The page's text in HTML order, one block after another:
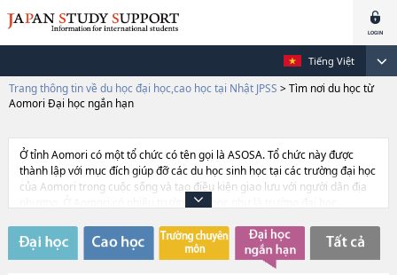
Tiếng Việt
Trang thông tin về du học đại học,cao học tại Nhật JPSS > Tìm nơi du học từ
Aomori Đại học ngắn hạn
Ở tỉnh Aomori có một tổ chức có tên gọi là ASOSA. Tổ chức này được
thành lập với mục đích giúp đỡ các du học sinh học tại các trường đại học
của Aomori trong cuộc sống và tạo điều kiện giao lưu với người dân địa
phương. Ở Aomori có nhiều trường đại học như là trường đại học
trường nào cũng đều có nhiều du học sinh đang theo học. Có trường còn
có chương trình hướng dẫn viên của các sinh viên Nhật dành cho du học
sinh. Nhờ có các bạn hướng dẫn viên này nên bạn có thể nhanh chóng